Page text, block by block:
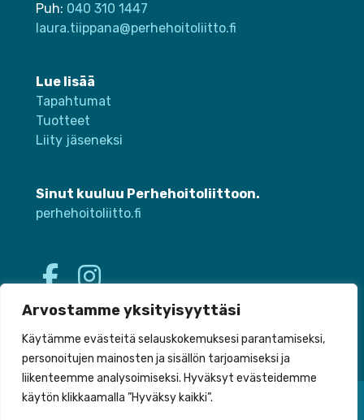
Arvostamme yksityisyyttäsi
Käytämme evästeitä selauskokemuksesi parantamiseksi,
personoitujen mainosten ja sisällön tarjoamiseksi ja
liikenteemme analysoimiseksi. Hyväksyt evästeidemme
käytön klikkaamalla ”Hyväksy kaikki”.
Puh: 040 310 1447
laura.tiippana@perhehoitoliitto.fi
Lue lisää
Tapahtumat
Tuotteet
Liity jäseneksi
Sinut kuuluu Perhehoitoliittoon.
perhehoitoliitto.fi
Tietosuoja Saavutettavuus